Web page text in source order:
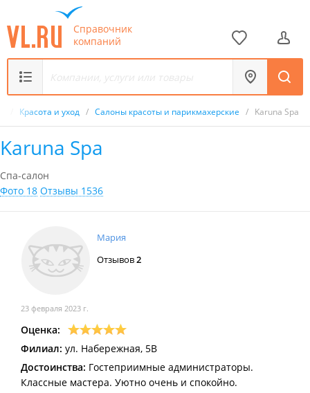
Справочник
компаний
Красота и уход / Салоны красоты и парикмахерские / Karuna Spa
Karuna Spa
Спа-салон
Фото 18 Отзывы 1536
Мария
Отзывов2
23 февраля 2023 г.
Оценка:
Филиал: ул. Набережная, 5В
Достоинства: Гостеприимные администраторы.
Классные мастера. Уютно очень и спокойно.